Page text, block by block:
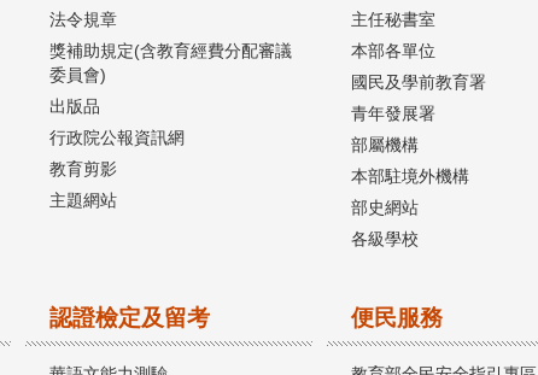
法令規章
獎補助規定(含教育經費分配審議
委員會)
出版品
行政院公報資訊網
教育剪影
主題網站
主任秘書室
本部各單位
國民及學前教育署
青年發展署
部屬機構
本部駐境外機構
部史網站
各級學校
認證檢定及留考 便民服務